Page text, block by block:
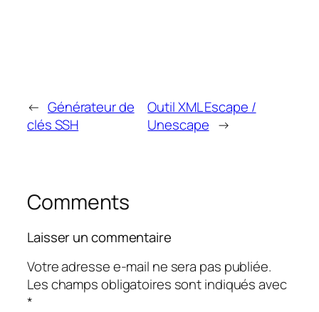
← Générateur de
clés SSH
Outil XML Escape /
Unescape →
Comments
Laisser un commentaire
Votre adresse e-mail ne sera pas publiée.
Les champs obligatoires sont indiqués avec
*